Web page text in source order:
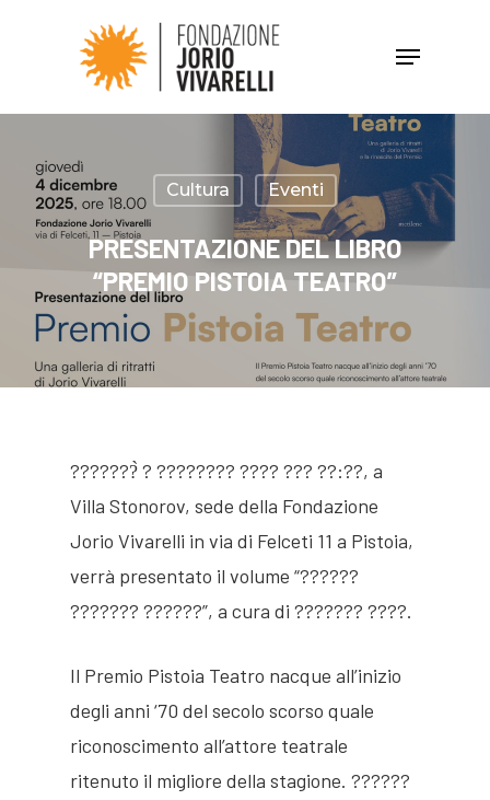
Hit enter to search or ESC to close
Cultura Eventi
PRESENTAZIONE DEL LIBRO
“PREMIO PISTOIA TEATRO”
???????̀ ? ???????? ???? ??? ??:??, a
Villa Stonorov, sede della Fondazione
Jorio Vivarelli in via di Felceti 11 a Pistoia,
verrà presentato il volume “??????
??????? ??????”, a cura di ??????? ????.
Il Premio Pistoia Teatro nacque all’inizio
degli anni ‘70 del secolo scorso quale
riconoscimento all’attore teatrale
ritenuto il migliore della stagione. ??????